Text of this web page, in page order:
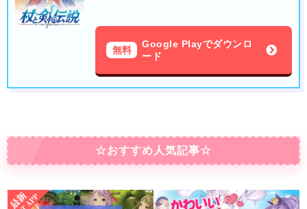
無料
Google Playでダウンロ
ード
☆おすすめ人気記事☆